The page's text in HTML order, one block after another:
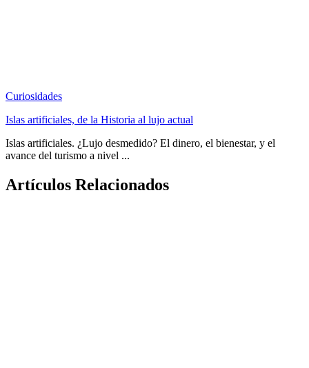
Curiosidades
Islas artificiales, de la Historia al lujo actual
Islas artificiales. ¿Lujo desmedido? El dinero, el bienestar, y el
avance del turismo a nivel ...
Artículos Relacionados